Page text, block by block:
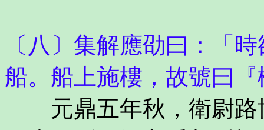
〔八〕集解應劭曰：「
船。船上施樓，故號曰
元鼎五年秋，衛尉路